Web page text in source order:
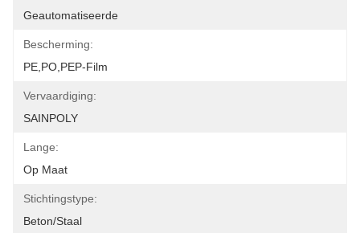
Geautomatiseerde
Bescherming:
PE,PO,PEP-Film
Vervaardiging:
SAINPOLY
Lange:
Op Maat
Stichtingstype:
Beton/Staal